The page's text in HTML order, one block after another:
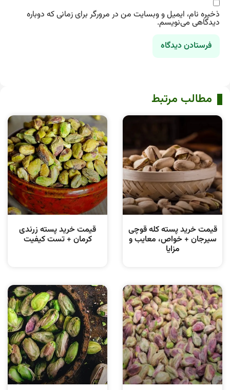
ذخیره نام، ایمیل و وبسایت من در مرورگر برای زمانی که دوباره
دیدگاهی می‌نویسم.
مطالب مرتبط
قیمت خرید پسته کله قوچی
سیرجان + خواص، معایب و
مزایا
قیمت خرید پسته زرندی
کرمان + تست کیفیت